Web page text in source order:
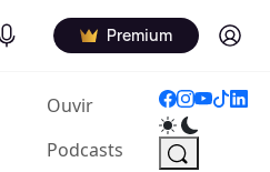
Podcasts Premium Log in
Ouvir(current)
Podcasts